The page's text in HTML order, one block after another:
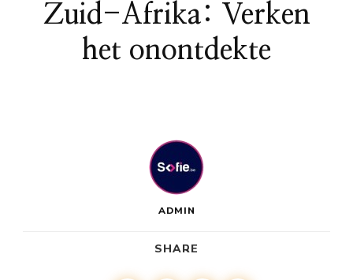
Zuid-Afrika: Verken
het onontdekte
ADMIN
SHARE